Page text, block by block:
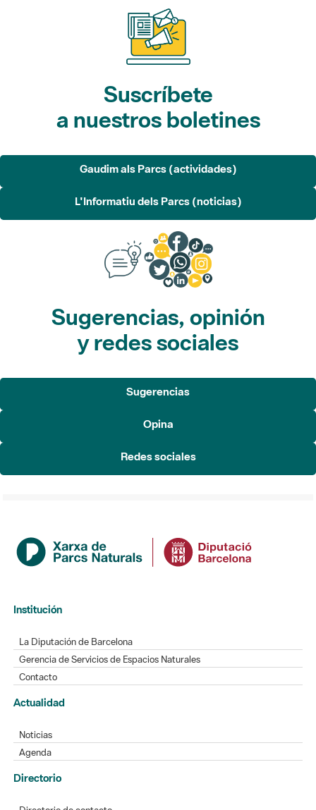
Suscríbete
a nuestros boletines
Gaudim als Parcs (actividades)
L'Informatiu dels Parcs (noticias)
Sugerencias, opinión
y redes sociales
Sugerencias
Opina
Redes sociales
Institución
La Diputación de Barcelona
Gerencia de Servicios de Espacios Naturales
Contacto
Actualidad
Noticias
Agenda
Directorio